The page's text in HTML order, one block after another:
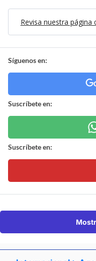
Revisa nuestra página
Síguenos en:
Suscríbete en:
Suscríbete en: